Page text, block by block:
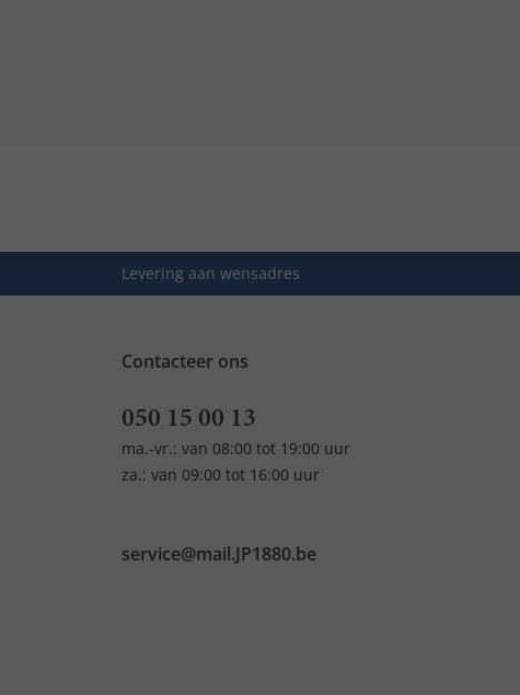
Levering aan wensadres
Contacteer ons
050 15 00 13
ma.-vr.: van 08:00 tot 19:00 uur
za.: van 09:00 tot 16:00 uur
service@mail.JP1880.be